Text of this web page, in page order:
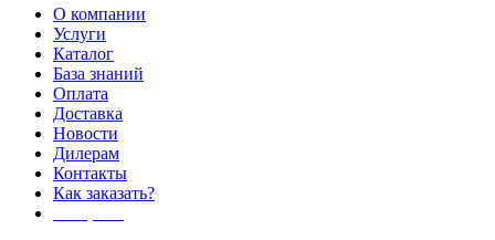
О компании
Услуги
Каталог
База знаний
Оплата
Доставка
Новости
Дилерам
Контакты
Как заказать?